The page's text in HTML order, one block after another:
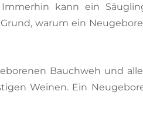
kann ein
warum ein
Bauchweh und
Weinen. Ein